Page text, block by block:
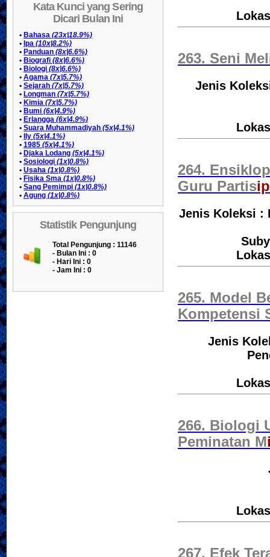
Kata Kunci yang Sering
Dicari Bulan Ini
• Bahasa (23x|18.9%)
• Ipa (10x|8.2%)
• Panduan (8x|6.6%)
• Biografi (8x|6.6%)
• Biologi (8x|6.6%)
• Agama (7x|5.7%)
• Sejarah (7x|5.7%)
• Longman (7x|5.7%)
• Kimia (7x|5.7%)
• Bumi (6x|4.9%)
• Erlangga (6x|4.9%)
• Suara Muhammadiyah (5x|4.1%)
•
Ily (5x|4.1%)
• 1985 (5x|4.1%)
• Djaka Lodang (5x|4.1%)
• Sosiologi (1x|0.8%)
• Usaha (1x|0.8%)
• Fisika Sma (1x|0.8%)
• Sang Pemimpi (1x|0.8%)
• Agung (1x|0.8%)
Statistik Pengunjung
Total Pengunjung : 11146
- Bulan Ini : 0
- Hari Ini : 0
- Jam Ini : 0
263. Seni Mel
Jenis
264.
Guru Partis
Jenis Koleksi :
265. Model
Kompetensi
Jenis
266. Biologi
Peminatan M
267. Efek